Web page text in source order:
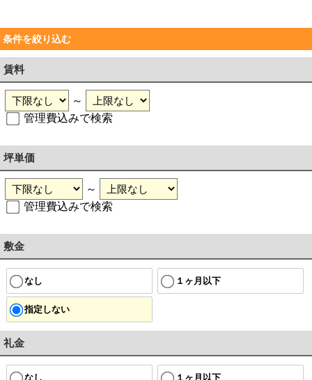
条件を絞り込む
賃料
～
管理費込みで検索
坪単価
～
管理費込みで検索
敷金
なし １ヶ月以下
指定しない
礼金
なし １ヶ月以下